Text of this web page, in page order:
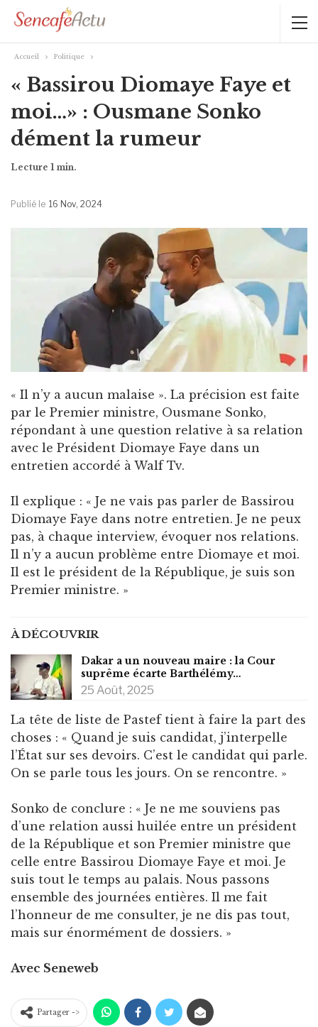
Accueil Politique
« Bassirou Diomaye Faye et
moi…» : Ousmane Sonko
dément la rumeur
Publié le 16 Nov, 2024
« Il n’y a aucun malaise ». La précision est faite
par le Premier ministre, Ousmane Sonko,
répondant à une question relative à sa relation
avec le Président Diomaye Faye dans un
entretien accordé à Walf Tv.
Il explique : « Je ne vais pas parler de Bassirou
Diomaye Faye dans notre entretien. Je ne peux
pas, à chaque interview, évoquer nos relations.
Il n’y a aucun problème entre Diomaye et moi.
Il est le président de la République, je suis son
Premier ministre. »
À DÉCOUVRIR
Dakar a un nouveau maire : la Cour
suprême écarte Barthélémy…
25 Août, 2025
La tête de liste de Pastef tient à faire la part des
choses : « Quand je suis candidat, j’interpelle
l’État sur ses devoirs. C’est le candidat qui parle.
On se parle tous les jours. On se rencontre. »
Sonko de conclure : « Je ne me souviens pas
d’une relation aussi huilée entre un président
de la République et son Premier ministre que
celle entre Bassirou Diomaye Faye et moi. Je
suis tout le temps au palais. Nous passons
ensemble des journées entières. Il me fait
l’honneur de me consulter, je ne dis pas tout,
mais sur énormément de dossiers. »
Avec Seneweb
Partager ->